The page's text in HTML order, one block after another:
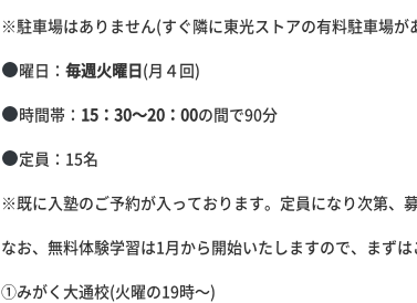
※駐車場はありません(すぐ隣に東光ストアの有
曜日： 毎週火曜日(月４回)
時間帯： 15：30～20：00の間で90分
定員：15名
※既に入塾のご予約が入っております。定員になり次第、
なお、無料体験学習は1月から開始いたしますので、まず
①みがく大通校(火曜の19時～)